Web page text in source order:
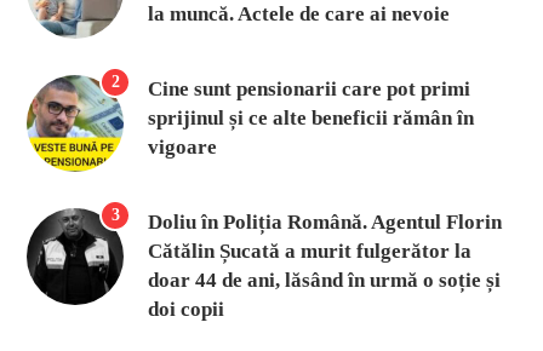
la muncă. Actele de care ai nevoie
2
Cine sunt pensionarii care pot primi
sprijinul și ce alte beneficii rămân în
vigoare
3
Doliu în Poliția Română. Agentul Florin
Cătălin Șucată a murit fulgerător la
doar 44 de ani, lăsând în urmă o soție și
doi copii